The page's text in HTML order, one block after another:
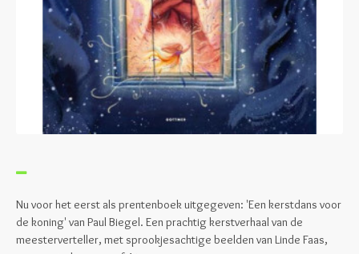
Nu voor het eerst als prentenboek uitgegeven: 'Een kerstdans voor
de koning' van Paul Biegel. Een prachtig kerstverhaal van de
meesterverteller, met sprookjesachtige beelden van Linde Faas,